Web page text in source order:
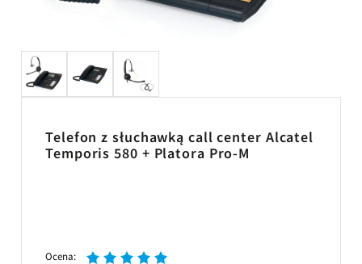
Telefon z słuchawką call center Alcatel
Temporis 580 + Platora Pro-M
Ocena: